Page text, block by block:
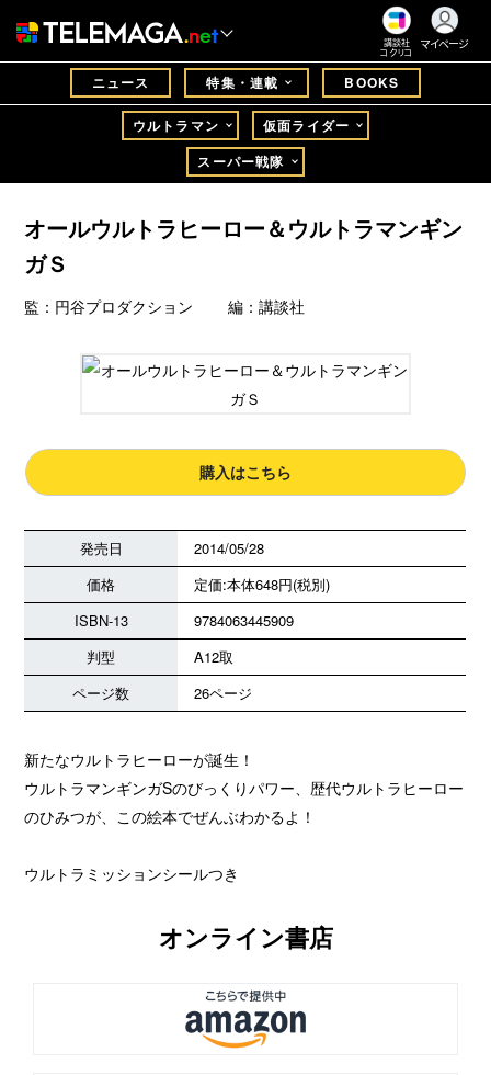
講談社
コクリコ
マイページ
ニュース 特集・連載 BOOKS
ウルトラマン
仮面ライダー
スーパー戦隊
オールウルトラヒーロー＆ウルトラマンギン
ガＳ
監：円谷プロダクション 編：講談社
購入はこちら
発売日
2014/05/28
価格
定価:本体648円(税別)
ISBN-13
9784063445909
判型
A12取
ページ数
26ページ
新たなウルトラヒーローが誕生！
ウルトラマンギンガSのびっくりパワー、歴代ウルトラヒーロー
のひみつが、この絵本でぜんぶわかるよ！
ウルトラミッションシールつき
オンライン書店